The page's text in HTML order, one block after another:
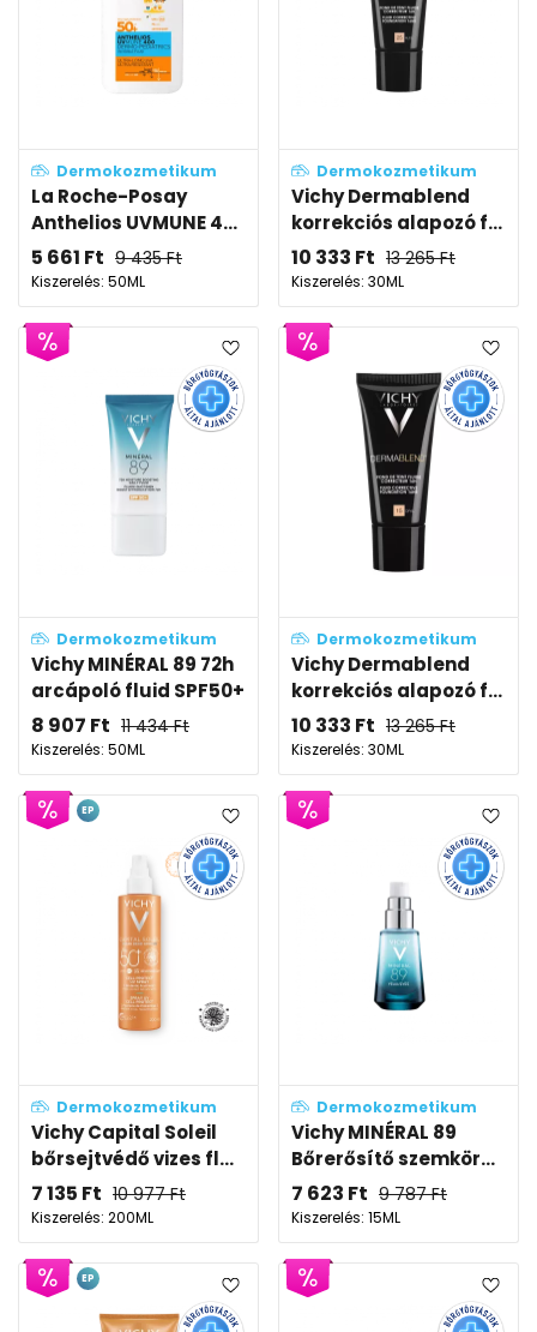
Dermokozmetikum
La Roche-Posay
Anthelios UVMUNE 4...
5 661 Ft 9 435Ft
Kiszerelés: 50ML
Dermokozmetikum
Vichy Dermablend
korrekciós alapozó f...
10 333 Ft 13 265Ft
Kiszerelés: 30ML
Dermokozmetikum
Vichy MINÉRAL 89 72h
arcápoló fluid SPF50+
8 907 Ft 11 434Ft
Kiszerelés: 50ML
Dermokozmetikum
Vichy Dermablend
korrekciós alapozó f...
10 333 Ft 13 265Ft
Kiszerelés: 30ML
Dermokozmetikum
Vichy Capital Soleil
bőrsejtvédő vizes fl...
7 135 Ft 10 977Ft
Kiszerelés: 200ML
EP
Dermokozmetikum
Vichy MINÉRAL 89
Bőrerősítő szemkör...
7 623 Ft 9 787Ft
Kiszerelés: 15ML
EP